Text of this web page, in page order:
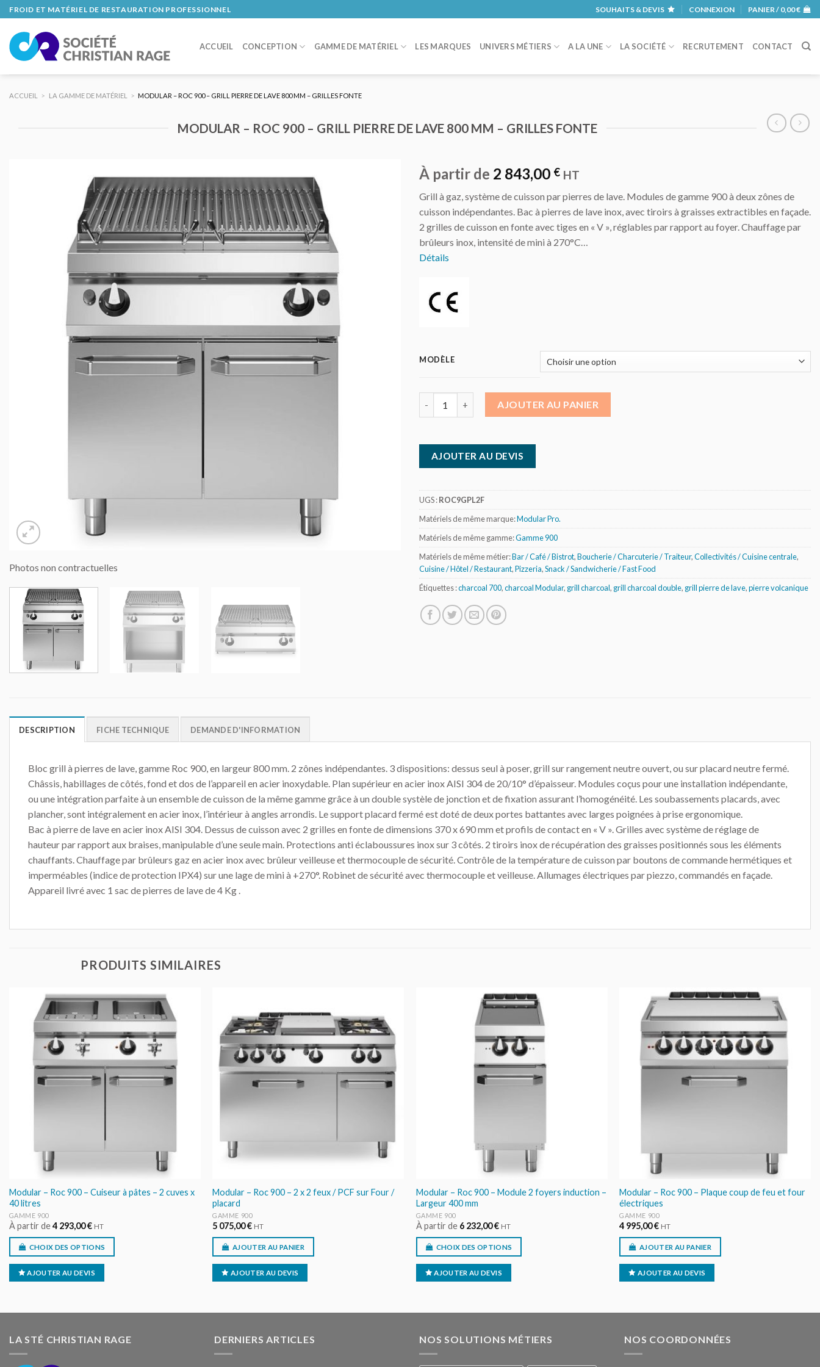
Skip
to
content
FROID ET MATÉRIEL DE RESTAURATION PROFESSIONNEL SOUHAITS & DEVIS CONNEXION PANIER / 0,00€
ACCUEIL CONCEPTION GAMME DE MATÉRIEL LES MARQUES UNIVERS MÉTIERS A LA UNE LA SOCIÉTÉ RECRUTEMENT CONTACT
ACCUEIL > LA GAMME DE MATÉRIEL > MODULAR – ROC 900 – GRILL PIERRE DE LAVE 800 MM – GRILLES FONTE
MODULAR – ROC 900 – GRILL PIERRE DE LAVE 800 MM – GRILLES FONTE
Photos non contractuelles
À partir de 2 843,00 € HT
Grill à gaz, système de cuisson par pierres de lave. Modules de gamme 900 à deux zônes de
cuisson indépendantes. Bac à pierres de lave inox, avec tiroirs à graisses extractibles en façade.
2 grilles de cuisson en fonte avec tiges en « V », réglables par rapport au foyer. Chauffage par
brûleurs inox, intensité de mini à 270°C…
Détails
MODÈLE
AJOUTER AU PANIER
AJOUTER AU DEVIS
UGS :ROC9GPL2F
Matériels de même marque:Modular Pro.
Matériels de même gamme:Gamme 900
Matériels de même métier:Bar / Café / Bistrot,Boucherie / Charcuterie / Traiteur,Collectivités / Cuisine centrale,
Cuisine / Hôtel / Restaurant,Pizzeria,Snack / Sandwicherie / Fast Food
Étiquettes :charcoal 700,charcoal Modular, grill charcoal, grill charcoal double, grill pierre de lave,pierre volcanique
DESCRIPTION FICHE TECHNIQUE DEMANDE D'INFORMATION
Bloc grill à pierres de lave, gamme Roc 900, en largeur 800 mm. 2 zônes indépendantes. 3 dispositions: dessus seul à poser, grill sur rangement neutre ouvert, ou sur placard neutre fermé.
Châssis, habillages de côtés, fond et dos de l’appareil en acier inoxydable. Plan supérieur en acier inox AISI 304 de 20/10° d’épaisseur. Modules coçus pour une installation indépendante,
ou une intégration parfaite à un ensemble de cuisson de la même gamme grâce à un double systèle de jonction et de fixation assurant l’homogénéité. Les soubassements placards, avec
plancher, sont intégralement en acier inox, l’intérieur à angles arrondis. Le support placard fermé est doté de deux portes battantes avec larges poignées à prise ergonomique.
Bac à pierre de lave en acier inox AISI 304. Dessus de cuisson avec 2 grilles en fonte de dimensions 370 x 690 mm et profils de contact en « V ». Grilles avec système de réglage de
hauteur par rapport aux braises, manipulable d’une seule main. Protections anti éclaboussures inox sur 3 côtés. 2 tiroirs inox de récupération des graisses positionnés sous les éléments
chauffants. Chauffage par brûleurs gaz en acier inox avec brûleur veilleuse et thermocouple de sécurité. Contrôle de la température de cuisson par boutons de commande hermétiques et
imperméables (indice de protection IPX4) sur une lage de mini à +270°. Robinet de sécurité avec thermocouple et veilleuse. Allumages électriques par piezzo, commandés en façade.
Appareil livré avec 1 sac de pierres de lave de 4 Kg .
PRODUITS SIMILAIRES
AJOUTER
AU DEVIS
Modular – Roc 900 – Cuiseur à pâtes – 2 cuves x
40 litres
GAMME 900
À partir de4 293,00€ HT
CHOIX DES OPTIONS
AJOUTER AU DEVIS
AJOUTER
AU DEVIS
Modular – Roc 900 – 2 x 2 feux / PCF sur Four /
placard
GAMME 900
5 075,00€ HT
AJOUTER AU PANIER
AJOUTER AU DEVIS
Modular – Roc 900 – Module 2 foyers induction –
Largeur 400 mm
GAMME 900
À partir de 6 232,00€ HT
CHOIX DES OPTIONS
AJOUTER AU DEVIS
AJOUTER
AU DEVIS
Modular – Roc 900 – Plaque coup de feu et four
électriques
GAMME 900
4 995,00€ HT
AJOUTER AU PANIER
AJOUTER AU DEVIS
LA STÉ CHRISTIAN RAGE DERNIERS ARTICLES NOS SOLUTIONS MÉTIERS NOS COORDONNÉES